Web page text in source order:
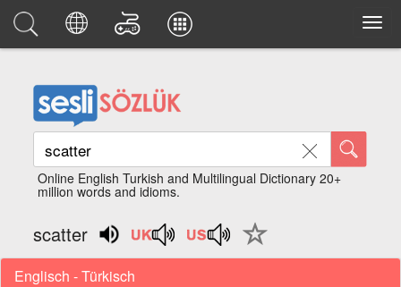
Online English Turkish and Multilingual Dictionary 20+
million words and idioms.
scatter
Englisch - Türkisch